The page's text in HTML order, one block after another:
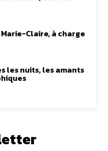
Marie-Claire, à charge
les nuits, les amants